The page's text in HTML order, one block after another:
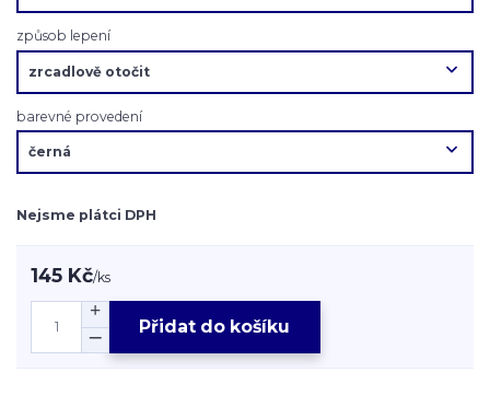
způsob lepení
barevné provedení
Nejsme plátci DPH
145 Kč/ks
Přidat do košíku